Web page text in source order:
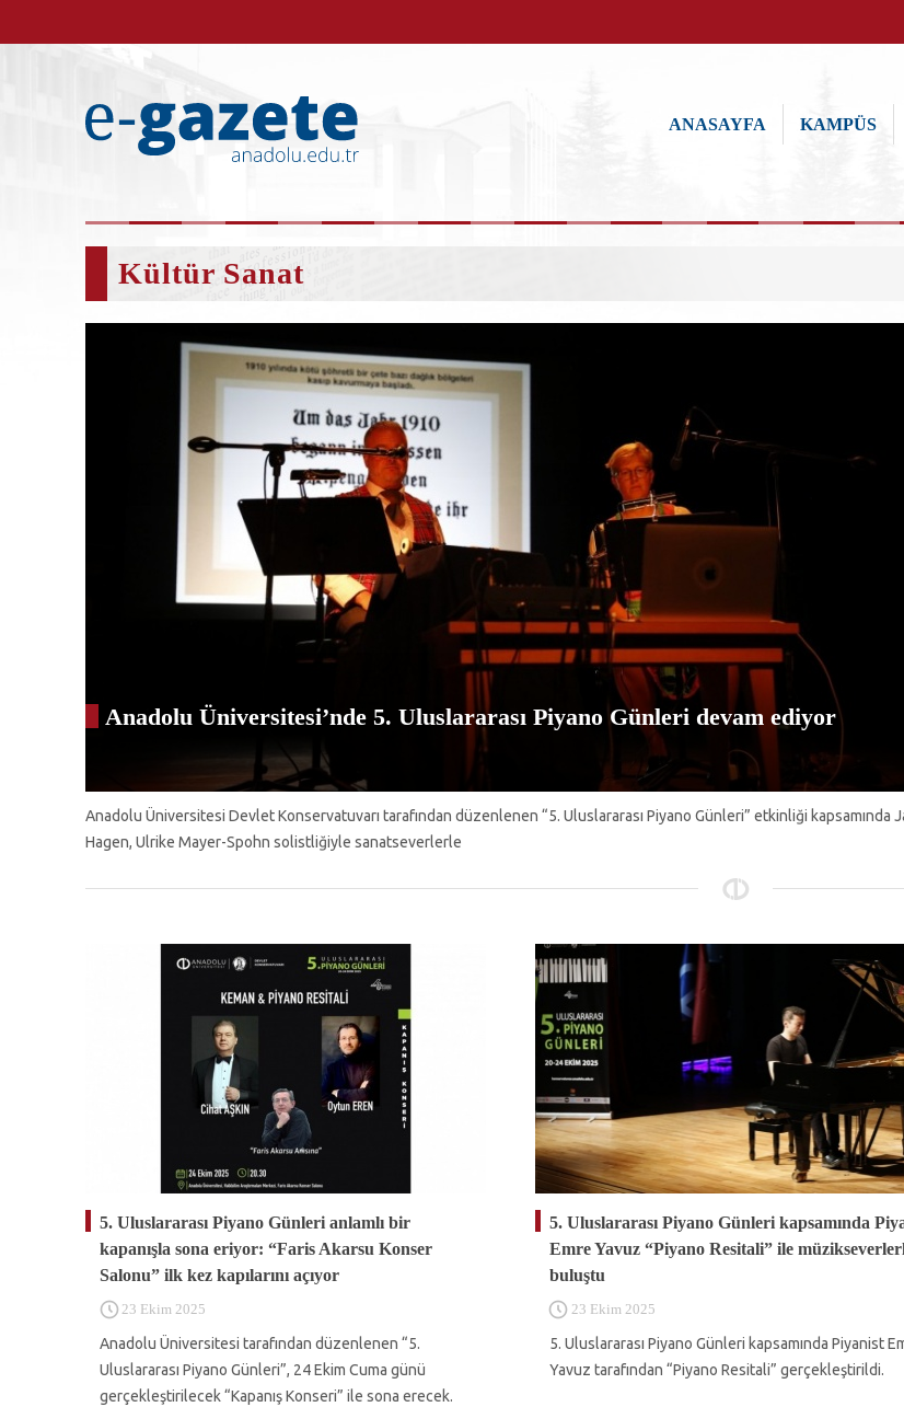
ANASAYFA KAMPÜS
Kültür Sanat
Anadolu Üniversitesi’nde 5. Uluslararası Piyano Günleri devam ediyor
Anadolu Üniversitesi Devlet Konservatuvarı tarafından düzenlenen “5. Uluslararası Piyano Günleri” etkinliği kapsamında
Hagen, Ulrike Mayer-Spohn solistliğiyle sanatseverlerle
5. Uluslararası Piyano Günleri anlamlı bir
kapanışla sona eriyor: “Faris Akarsu Konser
Salonu” ilk kez kapılarını açıyor
23 Ekim 2025
Anadolu Üniversitesi tarafından düzenlenen “5.
Uluslararası Piyano Günleri”, 24 Ekim Cuma günü
gerçekleştirilecek “Kapanış Konseri” ile sona erecek.
5. Uluslararası Piyano Günleri kapsamında
Emre Yavuz “Piyano Resitali” ile
buluştu
23 Ekim 2025
5. Uluslararası Piyano Günleri kapsamında Piyanist
Yavuz tarafından “Piyano Resitali” gerçekleştirildi.